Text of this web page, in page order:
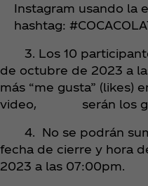
Instagram usando la
hashtag:
3. Los 10
de octubre de 2023
más “me gusta” (likes)
video, serán los
4. No se podrán
fecha de cierre y
2023 a las 07:00pm.